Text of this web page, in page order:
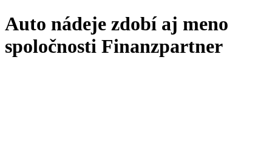
Auto nádeje zdobí aj meno
spoločnosti Finanzpartner